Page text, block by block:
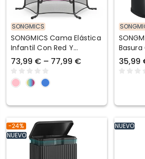
SONGMICS
SONGMICS Cama Elástica
Infantil Con Red Y
Almohadillas De
Seguridad
73,99 € – 77,99 €
Basura
Acero
35,99
-24%
NUEVO
NUEVO